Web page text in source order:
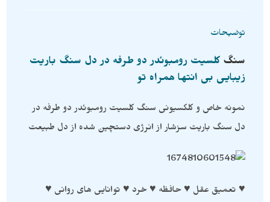
توضیحات
سنگ کلسیت رومبوئدر دو طرفه در دل سنگ باریت
زیبایی بی انتها همراه تو
نمونه خاص و کلکسیونی سنگ کلسیت رومبوئدر دو طرفه در
دل سنگ باریت سزشار از انرژی دستچین شده از دل طبیعت
♥ تعمیق عقل ♥ حافظه ♥ خرد ♥ توانایی های روانی ♥